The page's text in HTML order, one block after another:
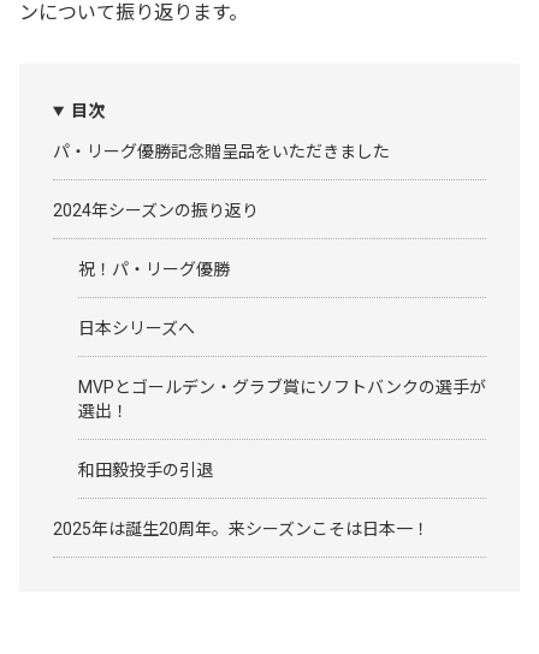
ンについて振り返ります。
目次
パ・リーグ優勝記念贈呈品をいただきました
2024年シーズンの振り返り
祝！パ・リーグ優勝
日本シリーズへ
MVPとゴールデン・グラブ賞にソフトバンクの選手が
選出！
和田毅投手の引退
2025年は誕生20周年。来シーズンこそは日本一！